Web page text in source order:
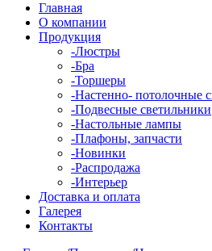
Главная
О компании
Продукция
-Люстры
-Бра
-Торшеры
-Настенно- потолочные
-Подвесные светильники
-Настольные лампы
-Плафоны, запчасти
-Новинки
-Распродажа
-Интерьер
Доставка и оплата
Галерея
Контакты